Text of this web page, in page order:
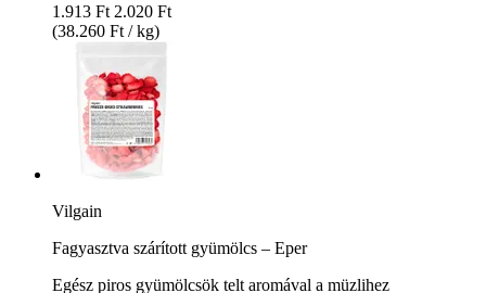
1.913 Ft 2.020 Ft
(38.260 Ft / kg)
Vilgain
Fagyasztva szárított gyümölcs – Eper
Egész piros gyümölcsök telt aromával a müzlihez